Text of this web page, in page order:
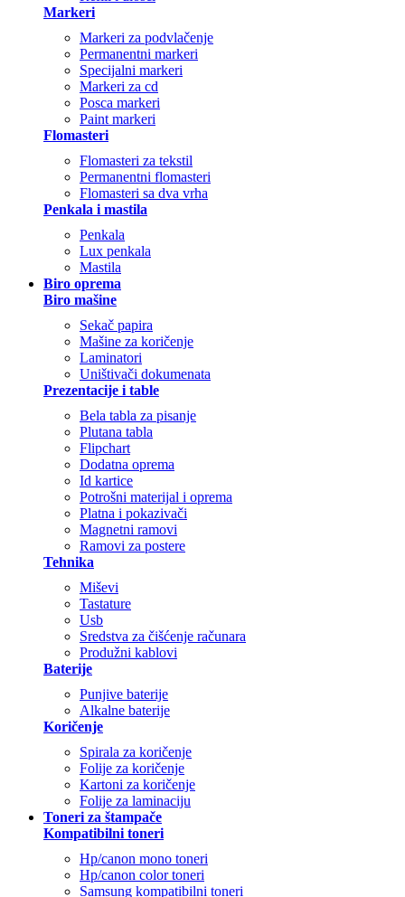
Markeri
Markeri za podvlačenje
Permanentni markeri
Specijalni markeri
Markeri za cd
Posca markeri
Paint markeri
Flomasteri
Flomasteri za tekstil
Permanentni flomasteri
Flomasteri sa dva vrha
Penkala i mastila
Penkala
Lux penkala
Mastila
Biro oprema
Biro mašine
Sekač papira
Mašine za koričenje
Laminatori
Uništivači dokumenata
Prezentacije i table
Bela tabla za pisanje
Plutana tabla
Flipchart
Dodatna oprema
Id kartice
Potrošni materijal i oprema
Platna i pokazivači
Magnetni ramovi
Ramovi za postere
Tehnika
Miševi
Tastature
Usb
Sredstva za čišćenje računara
Produžni kablovi
Baterije
Punjive baterije
Alkalne baterije
Koričenje
Spirala za koričenje
Folije za koričenje
Kartoni za koričenje
Folije za laminaciju
Toneri za štampače
Kompatibilni toneri
Hp/canon mono toneri
Hp/canon color toneri
Samsung kompatibilni toneri